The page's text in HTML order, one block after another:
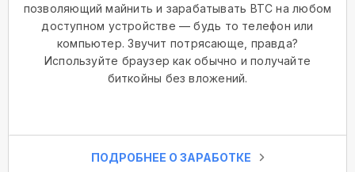
позволяющий майнить и зарабатывать BTC на любом
доступном устройстве — будь то телефон или
компьютер. Звучит потрясающе, правда?
Используйте браузер как обычно и получайте
биткойны без вложений.
ПОДРОБНЕЕ О ЗАРАБОТКЕ